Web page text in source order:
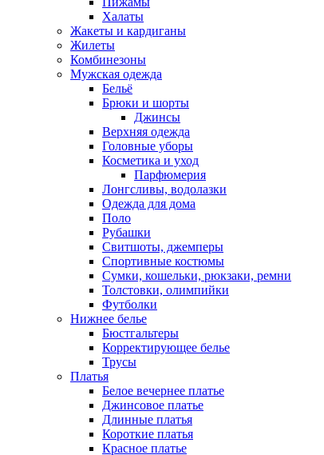
Халаты
Жакеты и кардиганы
Жилеты
Комбинезоны
Мужская одежда
Бельё
Брюки и шорты
Джинсы
Верхняя одежда
Головные уборы
Косметика и уход
Парфюмерия
Лонгсливы, водолазки
Одежда для дома
Поло
Рубашки
Свитшоты, джемперы
Спортивные костюмы
Сумки, кошельки, рюкзаки, ремни
Толстовки, олимпийки
Футболки
Нижнее белье
Бюстгальтеры
Корректирующее белье
Трусы
Платья
Белое вечернее платье
Джинсовое платье
Длинные платья
Короткие платья
Красное платье